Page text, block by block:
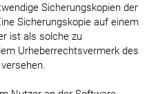
Sicherungskopien der
Sicherungskopie auf einem
ist als solche zu
Urheberrechtsvermerk des